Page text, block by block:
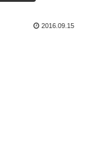
2016.09.15